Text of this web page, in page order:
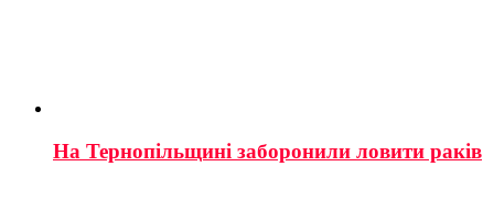
На Тернопільщині заборонили ловити раків